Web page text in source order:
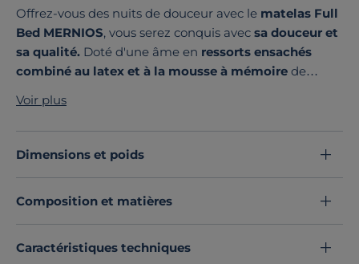
Offrez-vous des nuits de douceur avec le matelas Full
Bed MERNIOS, vous serez conquis avec sa douceur et
sa qualité. Doté d'une âme en ressorts ensachés
combiné au latex et à la mousse à mémoire de
progressif du corps grâce à la superposition de ses
technologies.Ce produit ne contient aucune
substances actives.
Voir plus
Dimensions et poids
Composition et matières
Caractéristiques techniques